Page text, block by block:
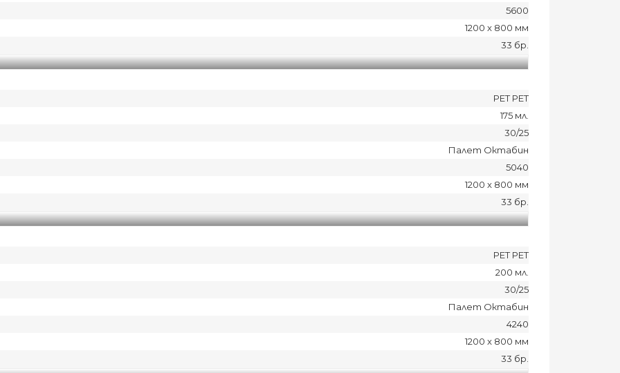
5600
1200 x 800 мм
33 бр.
PET PET
175 мл.
30/25
Палет Октабин
5040
1200 x 800 мм
33 бр.
PET PET
200 мл.
30/25
Палет Октабин
4240
1200 x 800 мм
33 бр.